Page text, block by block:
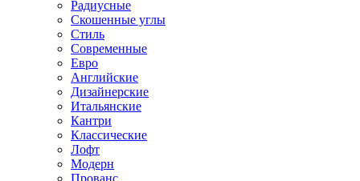
Радиусные
Скошенные углы
Стиль
Современные
Евро
Английские
Дизайнерские
Итальянские
Кантри
Классические
Лофт
Модерн
Прованс